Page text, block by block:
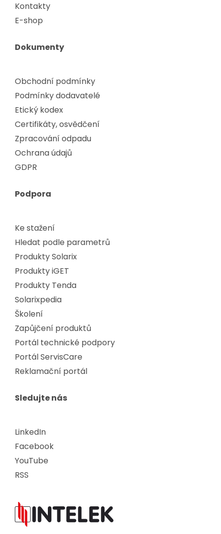
Kontakty
E-shop
Dokumenty
Obchodní podmínky
Podmínky dodavatelé
Etický kodex
Certifikáty, osvědčení
Zpracování odpadu
Ochrana údajů
GDPR
Podpora
Ke stažení
Hledat podle parametrů
Produkty Solarix
Produkty iGET
Produkty Tenda
Solarixpedia
Školení
Zapůjčení produktů
Portál technické podpory
Portál ServisCare
Reklamační portál
Sledujte nás
LinkedIn
Facebook
YouTube
RSS